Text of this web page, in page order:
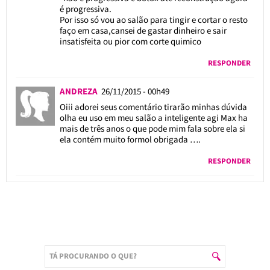
é progressiva.
Por isso só vou ao salão para tingir e cortar o resto
faço em casa,cansei de gastar dinheiro e sair
insatisfeita ou pior com corte quimico
RESPONDER
ANDREZA 26/11/2015 - 00h49
Oiii adorei seus comentário tirarão minhas dúvida
olha eu uso em meu salão a inteligente agi Max ha
mais de três anos o que pode mim fala sobre ela si
ela contém muito formol obrigada ….
RESPONDER